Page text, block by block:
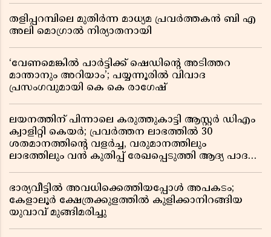
തളിപ്പറമ്പിലെ മുതിർന്ന മാധ്യമ പ്രവർത്തകൻ ബി എ
അലി മൊഗ്രാൽ നിര്യാതനായി
‘വേണമെങ്കിൽ പാർട്ടിക്ക് ഷെഡിൻ്റെ അടിത്തറ
മാന്താനും അറിയാം’; പയ്യന്നൂരിൽ വിവാദ
പ്രസംഗവുമായി കെ കെ രാഗേഷ്
ലയനത്തിന് പിന്നാലെ കരുത്തുകാട്ടി ആസ്റ്റർ ഡിഎം
ക്വാളിറ്റി കെയർ; പ്രവർത്തന ലാഭത്തിൽ 30
ശതമാനത്തിൻ്റെ വളർച്ച, വരുമാനത്തിലും
ലാഭത്തിലും വൻ കുതിപ്പ് രേഖപ്പെടുത്തി ആദ്യ പാദ
ഭാര്യവീട്ടിൽ അവധിക്കെത്തിയപ്പോൾ അപകടം;
കേളാലൂർ ക്ഷേത്രക്കുളത്തിൽ കുളിക്കാനിറങ്ങിയ
യുവാവ് മുങ്ങിമരിച്ചു